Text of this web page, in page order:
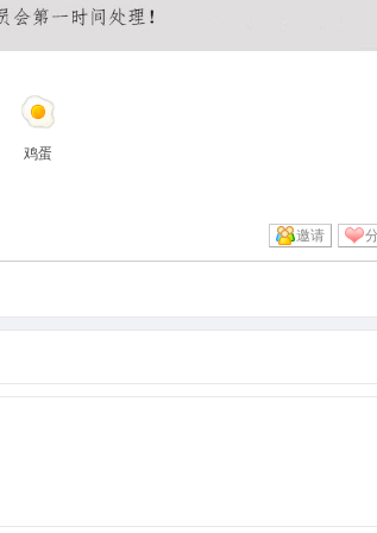
鸡蛋
邀请